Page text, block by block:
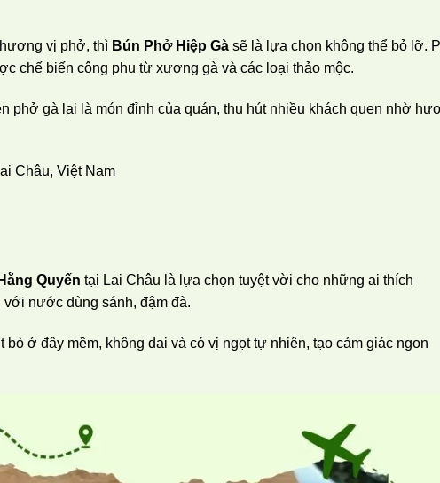
vị phở, thì Bún Phở Hiệp Gà sẽ là lựa chọn không thể bỏ lỡ.
chế biến công phu từ xương gà và các loại thảo mộc.
phở gà lại là món đỉnh của quán, thu hút nhiều khách quen nhờ
Châu, Việt Nam
Quyến tại Lai Châu là lựa chọn tuyệt vời cho những ai thích
nước dùng sánh, đậm đà.
ở đây mềm, không dai và có vị ngọt tự nhiên, tạo cảm giác ngon